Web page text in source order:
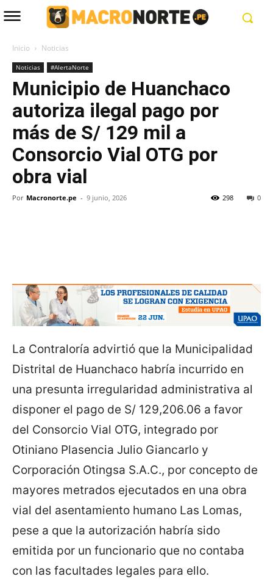
Inicio Noticias
Noticias #AlertaNorte
Municipio de Huanchaco
autoriza ilegal pago por
más de S/ 129 mil a
Consorcio Vial OTG por
obra vial
Por Macronorte.pe - 9 junio, 2026 0
298
La Contraloría advirtió que la Municipalidad
Distrital de Huanchaco habría incurrido en
una presunta irregularidad administrativa al
disponer el pago de S/ 129,206.06 a favor
del Consorcio Vial OTG, integrado por
Otiniano Plasencia Julio Giancarlo y
Corporación Otingsa S.A.C., por concepto de
mayores metrados ejecutados en una obra
vial del asentamiento humano Las Lomas,
pese a que la autorización habría sido
emitida por un funcionario que no contaba
con las facultades legales para ello.